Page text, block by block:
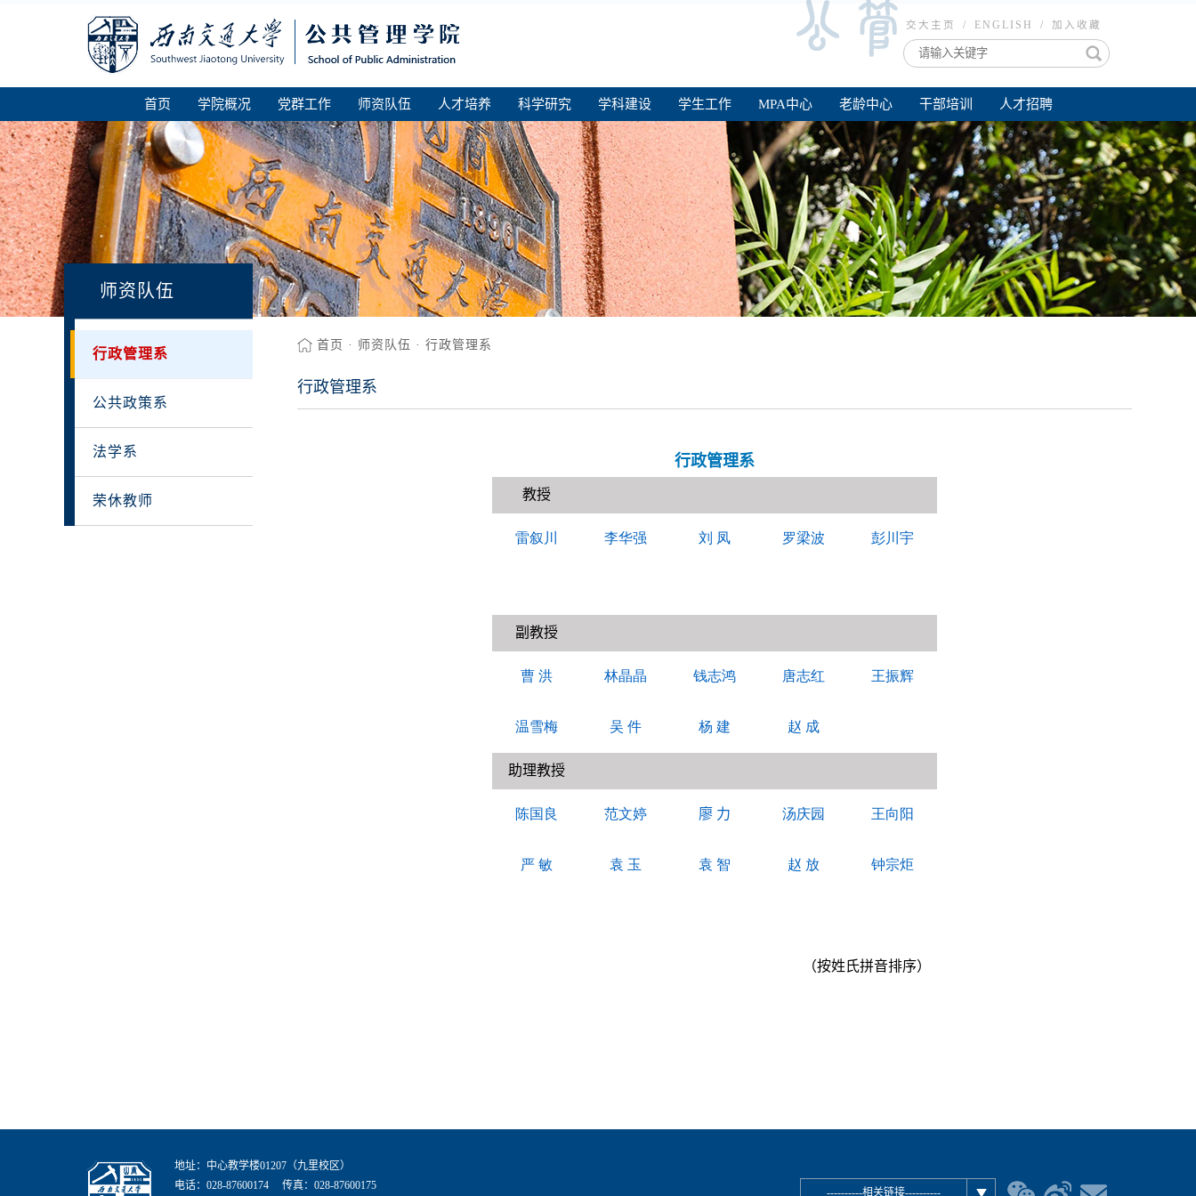
交大主页 / ENGLISH / 加入收藏
首页 学院概况 党群工作 师资队伍 人才培养 科学研究 学科建设 学生工作 MPA中心 老龄中心 干部培训 人才招聘
师资队伍
行政管理系
公共政策系
法学系
荣休教师
首页 · 师资队伍 · 行政管理系
行政管理系
行政管理系
教授
雷叙川 李华强 刘 凤 罗梁波 彭川宇
副教授
曹 洪 林晶晶 钱志鸿 唐志红 王振辉
温雪梅 吴 件 杨 建 赵 成
助理教授
陈国良 范文婷 廖 力 汤庆园 王向阳
严 敏 袁 玉 袁 智 赵 放 钟宗炬
（按姓氏拼音排序）
地址：中心教学楼01207（九里校区）
电话：028-87600174 传真：028-87600175
----------相关链接----------